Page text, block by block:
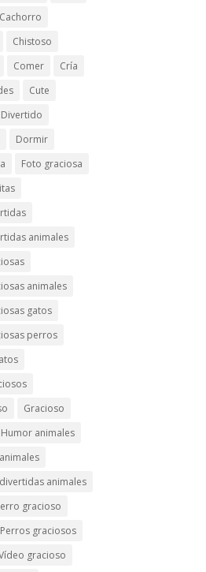
Cachorro
Chistoso
Comer
Cría
Cute
Divertido
Dormir
Foto graciosa
animales
animales
gatos
perros
Gracioso
Humor animales
animales
gracioso
Perros graciosos
gracioso